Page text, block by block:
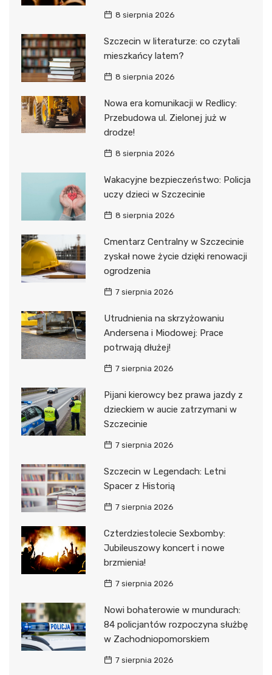
8 sierpnia 2026
Szczecin w literaturze: co czytali
mieszkańcy latem?
8 sierpnia 2026
Nowa era komunikacji w Redlicy:
Przebudowa ul. Zielonej już w
drodze!
8 sierpnia 2026
Wakacyjne bezpieczeństwo: Policja
uczy dzieci w Szczecinie
8 sierpnia 2026
Cmentarz Centralny w Szczecinie
zyskał nowe życie dzięki renowacji
ogrodzenia
7 sierpnia 2026
Utrudnienia na skrzyżowaniu
Andersena i Miodowej: Prace
potrwają dłużej!
7 sierpnia 2026
Pijani kierowcy bez prawa jazdy z
dzieckiem w aucie zatrzymani w
Szczecinie
7 sierpnia 2026
Szczecin w Legendach: Letni
Spacer z Historią
7 sierpnia 2026
Czterdziestolecie Sexbomby:
Jubileuszowy koncert i nowe
brzmienia!
7 sierpnia 2026
Nowi bohaterowie w mundurach:
84 policjantów rozpoczyna służbę
w Zachodniopomorskiem
7 sierpnia 2026